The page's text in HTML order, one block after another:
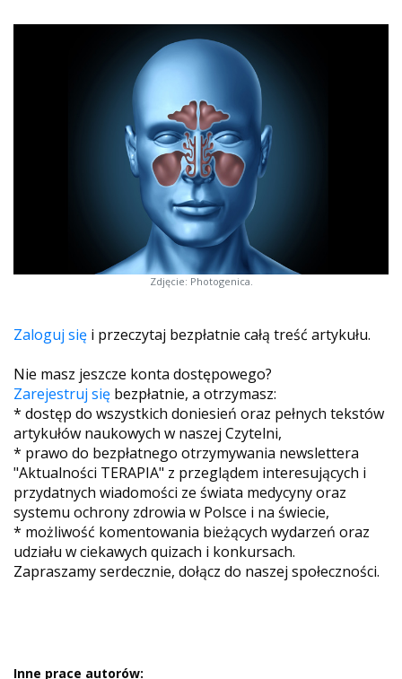
Zdjęcie: Photogenica.
Zaloguj się i przeczytaj bezpłatnie całą treść artykułu.
Nie masz jeszcze konta dostępowego?
Zarejestruj się bezpłatnie, a otrzymasz:
* dostęp do wszystkich doniesień oraz pełnych tekstów
artykułów naukowych w naszej Czytelni,
* prawo do bezpłatnego otrzymywania newslettera
"Aktualności TERAPIA" z przeglądem interesujących i
przydatnych wiadomości ze świata medycyny oraz
systemu ochrony zdrowia w Polsce i na świecie,
* możliwość komentowania bieżących wydarzeń oraz
udziału w ciekawych quizach i konkursach.
Zapraszamy serdecznie, dołącz do naszej społeczności.
Inne prace autorów: